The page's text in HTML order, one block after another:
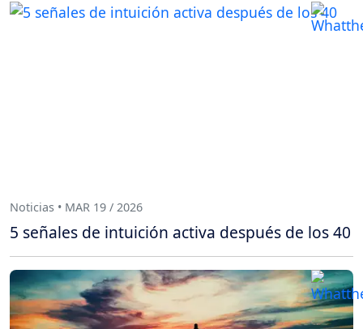
Noticias • MAR 19 / 2026
5 señales de intuición activa después de los 40